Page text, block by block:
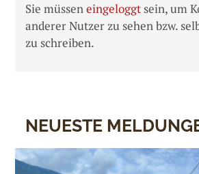
Sie müsseneingeloggt sein, um
anderer Nutzer zu sehen bzw.
zu schreiben.
NEUESTE